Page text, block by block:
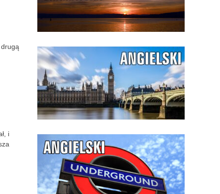
i